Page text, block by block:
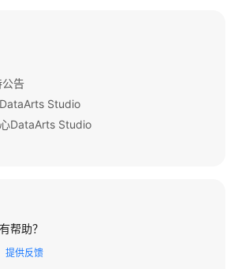
公告
Studio
DataArts Studio
帮助？
提供反馈